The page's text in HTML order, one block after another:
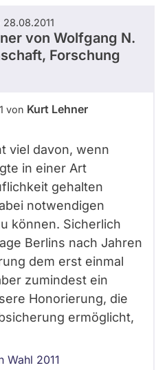
von Wolfgang N.
Forschung
von Kurt Lehner
viel davon, wenn
in einer Art
gehalten
notwendigen
können. Sicherlich
Berlins nach Jahren
dem erst einmal
zumindest ein
Honorierung, die
ermöglicht,
Wahl 2011